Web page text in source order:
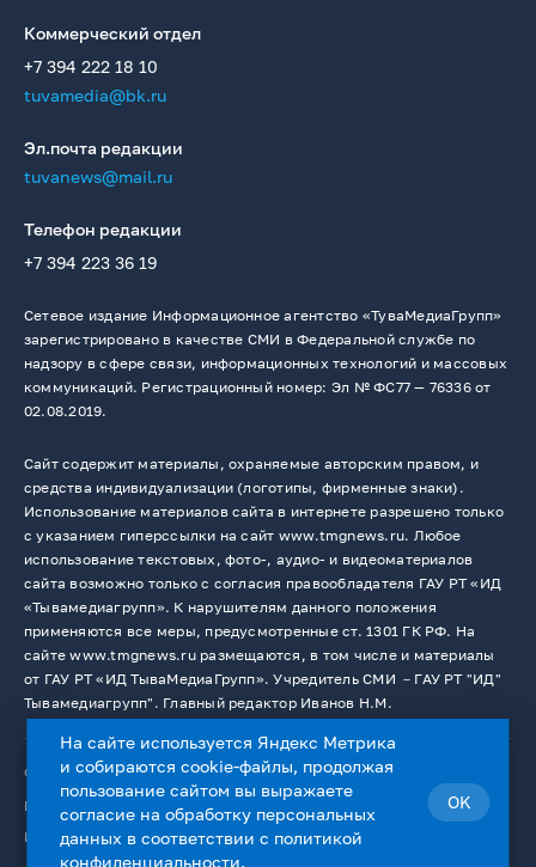
Коммерческий отдел
+7 394 222 18 10
tuvamedia@bk.ru
Эл.почта редакции
tuvanews@mail.ru
Телефон редакции
+7 394 223 36 19
Сетевое издание Информационное агентство «ТуваМедиаГрупп»
зарегистрировано в качестве СМИ в Федеральной службе по
надзору в сфере связи, информационных технологий и массовых
коммуникаций. Регистрационный номер: Эл № ФС77 — 76336 от
02.08.2019.
Сайт содержит материалы, охраняемые авторским правом, и
средства индивидуализации (логотипы, фирменные знаки).
Использование материалов сайта в интернете разрешено только
с указанием гиперссылки на сайт www.tmgnews.ru. Любое
использование текстовых, фото-, аудио- и видеоматериалов
сайта возможно только с согласия правообладателя ГАУ РТ «ИД
«Тывамедиагрупп». К нарушителям данного положения
применяются все меры, предусмотренные ст. 1301 ГК РФ. На
сайте www.tmgnews.ru размещаются, в том числе и материалы
от ГАУ РТ «ИД ТываМедиаГрупп». Учредитель СМИ －ГАУ РТ "ИД"
Тывамедиагрупп". Главный редактор Иванов Н.М.
© 2026. Все права защищены.
12+
Пользовательское соглашение
Использование cookie-файлов
На сайте используется Яндекс Метрика
и собираются cookie-файлы, продолжая
пользование сайтом вы выражаете
согласие наобработку персональных
данных в соответствии с политикой
конфиденциальности.
OK